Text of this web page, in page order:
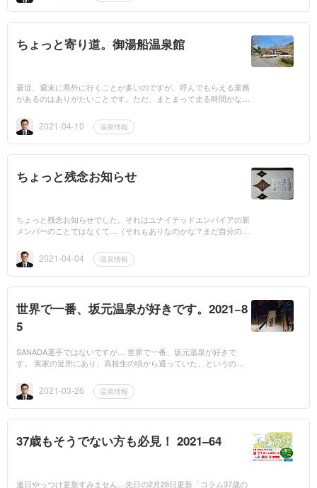
ちょっと寄り道。御湯船温泉館
最近、週末に県外に行くことが多いのですが、呼んでもらえる業務
があるのはありがたいことです。ただ、まとまって走る時間がな
に立ち寄り、そこか...
2021-04-10 温泉情報
ちょっと残念お知らせ
ちょっと残念お知らせでした。それはユナイテッドエンパイアの新
メンバーのことではなくて…（それもありなのかな？まだ自分の中
ps://twitter.c...
2021-04-04 温泉情報
世界で一番、坂元温泉が好きです。2021−8
5
SANADA選手ではないですが… 世界で一番、坂元温泉が好きで
す。 実家の近所にあり、高校生の頃から通っていた、というのも
ームサウナ、停めや...
2021-03-26 温泉情報
37歳もそうでない方も必見！ 2021–64
連日やっつけ更新すみません…先日の2月28日更新「コラム37歳の